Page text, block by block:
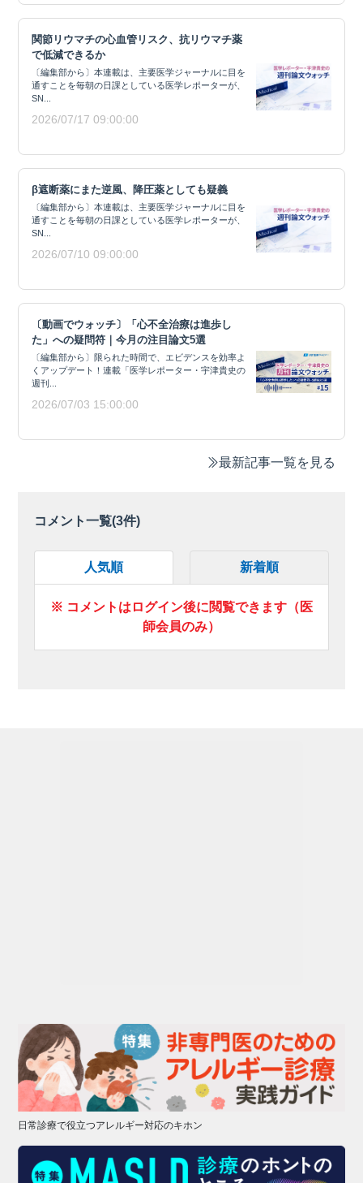
関節リウマチの心血管リスク、抗リウマチ薬
で低減できるか
〔編集部から〕本連載は、主要医学ジャーナルに目を
通すことを毎朝の日課としている医学レポーターが、
SN...
2026/07/17 09:00:00
β遮断薬にまた逆風、降圧薬としても疑義
〔編集部から〕本連載は、主要医学ジャーナルに目を
通すことを毎朝の日課としている医学レポーターが、
SN...
2026/07/10 09:00:00
〔動画でウォッチ〕「心不全治療は進歩し
た」への疑問符｜今月の注目論文5選
〔編集部から〕限られた時間で、エビデンスを効率よ
くアップデート！連載「医学レポーター・宇津貴史の
週刊...
2026/07/03 15:00:00
最新記事一覧を見る
コメント一覧(3件)
人気順 新着順
※ コメントはログイン後に閲覧できます（医
師会員のみ）
日常診療で役立つアレルギー対応のキホン